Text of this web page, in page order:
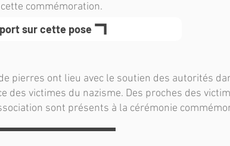
commémoration.
sur cette pose
pierres ont lieu avec le soutien des autorités
des victimes du nazisme. Des proches des
sont présents à la cérémonie